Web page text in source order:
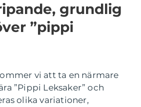
grundlig
”pippi
vi att ta en närmare
”Pippi Leksaker” och
olika variationer,